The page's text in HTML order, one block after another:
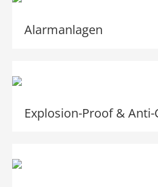
Alarmanlagen
Explosion-Proof &